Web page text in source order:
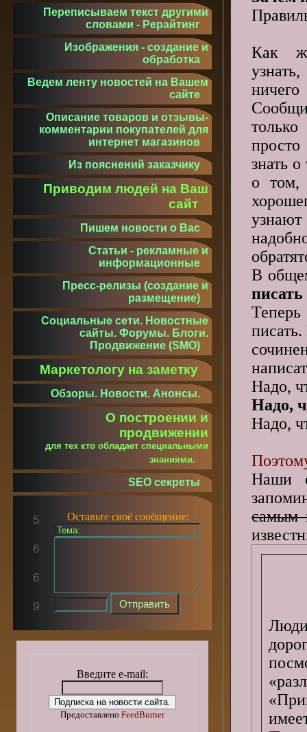
Как
знать
о том,
В
писать
Надо,
Надо,
Надо,
Наши
самым
Переписываем текст другими
словами - Рерайтинг
Изображения - создание и
обработка
Ведем ленту новостей на Вашем
сайте
Описание товаров и отзывы-
комментарии покупателей для
интернет магазинов
Из пояснений заказчику
Приводим людей на Ваш
сайт
Пишем новости о Вас
Статьи - рекламные и
информационные
Пресс-релизы (создание и
размещение)
Социальные сети. Новостные
сайты. Форумы. Блоги.
Продвижение (SMO)
Маркетологу на заметку
Обзоры. Новости. Анонсы.
О построении и
продвижении
для тех кто обладает специальными
знаниями.
SEO секреты
Оставьте своё сообщение:
Введите e-mail:
Предоставлено FeedBurner